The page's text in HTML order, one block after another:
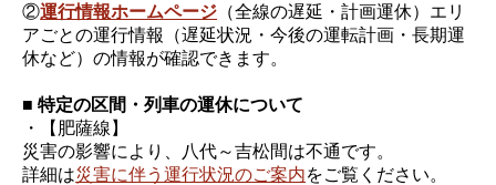
②運行情報ホームページ （全線の遅延・計画運休）エリ
アごとの運行情報（遅延状況・今後の運転計画・長期運
休など）の情報が確認できます。
■ 特定の区間・列車の運休について
・【肥薩線】
災害の影響により、八代～吉松間は不通です。
詳細は災害に伴う運行状況のご案内をご覧ください。